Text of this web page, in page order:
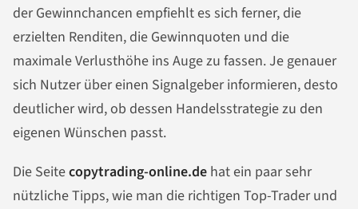
der Gewinnchancen empfiehlt es sich ferner, die
erzielten Renditen, die Gewinnquoten und die
maximale Verlusthöhe ins Auge zu fassen. Je genauer
sich Nutzer über einen Signalgeber informieren, desto
deutlicher wird, ob dessen Handelsstrategie zu den
eigenen Wünschen passt.
Die Seitecopytrading-online.de hat ein paar sehr
nützliche Tipps, wie man die richtigen Top-Trader und